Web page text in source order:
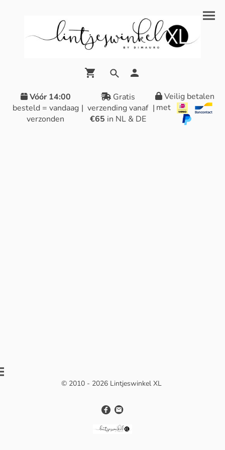
Vóór 14:00
besteld = vandaag
verzonden
|
Gratis
verzending vanaf
€65 in NL & DE
|
Veilig betalen
met
© 2010 - 2026 Lintjeswinkel XL